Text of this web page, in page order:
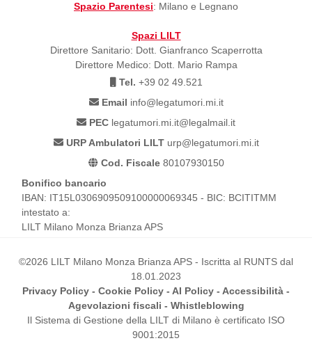
Spazio Parentesi: Milano e Legnano
Spazi LILT
Direttore Sanitario: Dott. Gianfranco Scaperrotta
Direttore Medico: Dott. Mario Rampa
Tel. +39 02 49.521
Email info@legatumori.mi.it
PEC legatumori.mi.it@legalmail.it
URP Ambulatori LILTurp@legatumori.mi.it
Cod. Fiscale80107930150
Bonifico bancario
IBAN: IT15L0306909509100000069345 - BIC: BCITITMM
intestato a:
LILT Milano Monza Brianza APS
©2026 LILT Milano Monza Brianza APS - Iscritta al RUNTS dal
18.01.2023
Privacy Policy - Cookie Policy - AI Policy - Accessibilità -
Agevolazioni fiscali - Whistleblowing
Il Sistema di Gestione della LILT di Milano è certificato ISO
9001:2015